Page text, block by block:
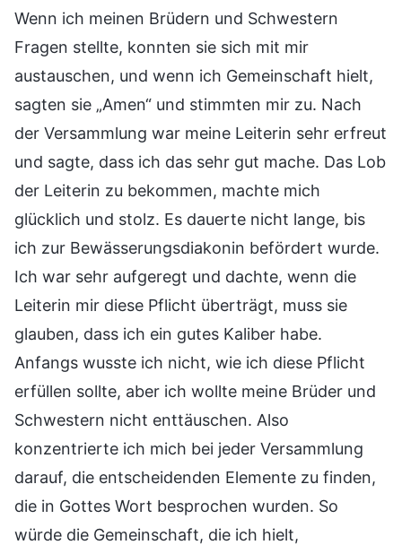
Wenn ich meinen Brüdern und Schwestern
Fragen stellte, konnten sie sich mit mir
austauschen, und wenn ich Gemeinschaft hielt,
sagten sie „Amen“ und stimmten mir zu. Nach
der Versammlung war meine Leiterin sehr erfreut
und sagte, dass ich das sehr gut mache. Das Lob
der Leiterin zu bekommen, machte mich
glücklich und stolz. Es dauerte nicht lange, bis
ich zur Bewässerungsdiakonin befördert wurde.
Ich war sehr aufgeregt und dachte, wenn die
Leiterin mir diese Pflicht überträgt, muss sie
glauben, dass ich ein gutes Kaliber habe.
Anfangs wusste ich nicht, wie ich diese Pflicht
erfüllen sollte, aber ich wollte meine Brüder und
Schwestern nicht enttäuschen. Also
konzentrierte ich mich bei jeder Versammlung
darauf, die entscheidenden Elemente zu finden,
die in Gottes Wort besprochen wurden. So
würde die Gemeinschaft, die ich hielt,